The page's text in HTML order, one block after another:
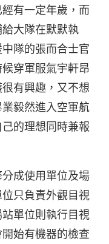
有一定年歲，而
大隊在默默執
隊的張而合士官
穿軍服氣宇軒昂
有興趣，又不想
毅然進入空軍航
的理想同時兼報
成使用單位及場
只負責外觀目視
單位則執行目視
始有機器的檢查